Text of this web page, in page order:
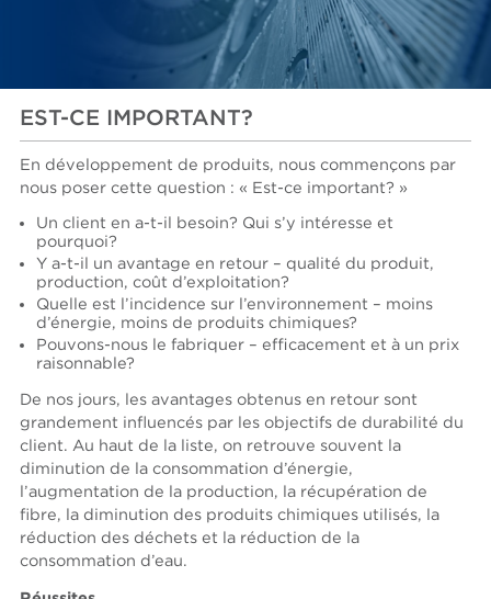
EST-CE IMPORTANT?
En développement de produits, nous commençons par
nous poser cette question : « Est-ce important? »
Un client en a-t-il besoin? Qui s’y intéresse et
pourquoi?
Y a-t-il un avantage en retour – qualité du produit,
production, coût d’exploitation?
Quelle est l’incidence sur l’environnement – moins
d’énergie, moins de produits chimiques?
Pouvons-nous le fabriquer – efficacement et à un prix
raisonnable?
De nos jours, les avantages obtenus en retour sont
grandement influencés par les objectifs de durabilité du
client. Au haut de la liste, on retrouve souvent la
diminution de la consommation d’énergie,
l’augmentation de la production, la récupération de
fibre, la diminution des produits chimiques utilisés, la
réduction des déchets et la réduction de la
consommation d’eau.